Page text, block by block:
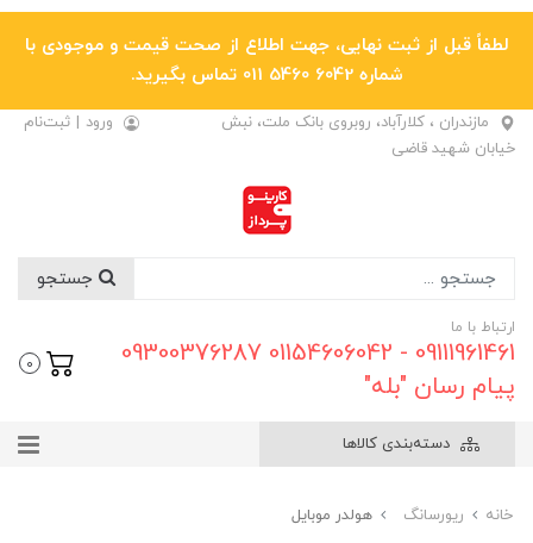
لطفاً قبل از ثبت نهایی، جهت اطلاع از صحت قیمت و موجودی با
شماره 6042 5460 011 تماس بگیرید.
مازندران ، کلارآباد، روبروی بانک ملت، نبش
خیابان شهید قاضی
ورود | ثبت‌نام
ارتباط با ما
09111961461 - 01154606042 09300376287
پیام رسان "بله"
0
دسته‌بندی کالاها
خانه ریورسانگ هولدر موبایل